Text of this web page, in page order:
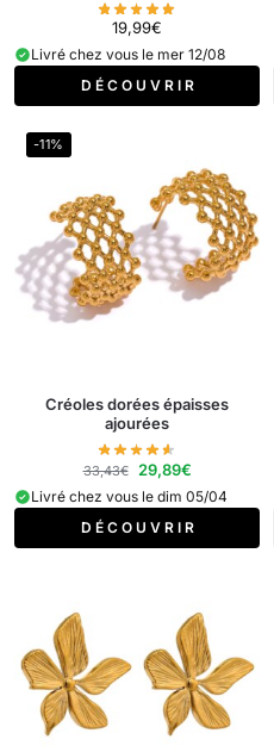
19,99€
Livré chez vous le mer 12/08
D É C O U V R I R
-11%
Créoles dorées épaisses
ajourées
33,43€ 29,89€
Livré chez vous le dim 05/04
D É C O U V R I R